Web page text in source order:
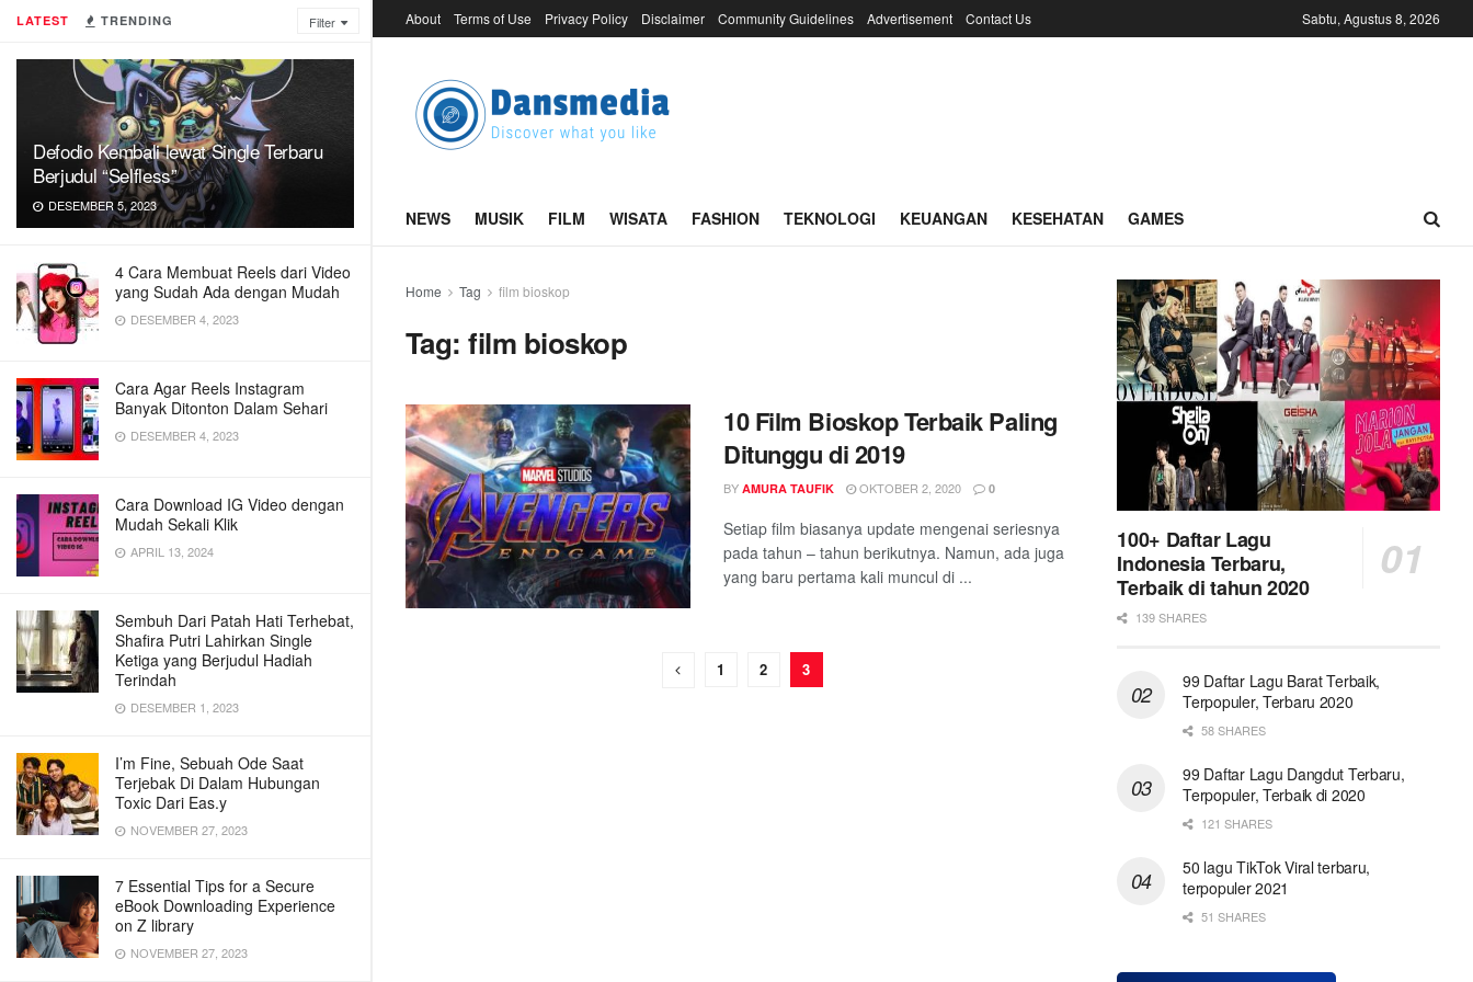
LATEST TRENDING Filter
Defodio Kembali lewat Single Terbaru
Berjudul “Selfless”
DESEMBER 5, 2023
4 Cara Membuat Reels dari Video
yang Sudah Ada dengan Mudah
DESEMBER 4, 2023
Cara Agar Reels Instagram
Banyak Ditonton Dalam Sehari
DESEMBER 4, 2023
Cara Download IG Video dengan
Mudah Sekali Klik
APRIL 13, 2024
Sembuh Dari Patah Hati Terhebat,
Shafira Putri Lahirkan Single
Ketiga yang Berjudul Hadiah
Terindah
DESEMBER 1, 2023
I’m Fine, Sebuah Ode Saat
Terjebak Di Dalam Hubungan
Toxic Dari Eas.y
NOVEMBER 27, 2023
7 Essential Tips for a Secure
eBook Downloading Experience
on Z library
NOVEMBER 27, 2023
About Terms of Use Privacy Policy Disclaimer Community Guidelines Advertisement Contact Us Sabtu, Agustus 8, 2026
NEWS MUSIK FILM WISATA FASHION TEKNOLOGI KEUANGAN KESEHATAN GAMES
Home Tag film bioskop
Tag:film bioskop
10 Film Bioskop Terbaik Paling
Ditunggu di 2019
BY AMURA TAUFIK OKTOBER 2, 2020 0
Setiap film biasanya update mengenai seriesnya
pada tahun – tahun berikutnya. Namun, ada juga
yang baru pertama kali muncul di ...
1 2 3
100+ Daftar Lagu
Indonesia Terbaru,
Terbaik di tahun 2020
139 SHARES
99 Daftar Lagu Barat Terbaik,
Terpopuler, Terbaru 2020
58 SHARES
99 Daftar Lagu Dangdut Terbaru,
Terpopuler, Terbaik di 2020
121 SHARES
50 lagu TikTok Viral terbaru,
terpopuler 2021
51 SHARES